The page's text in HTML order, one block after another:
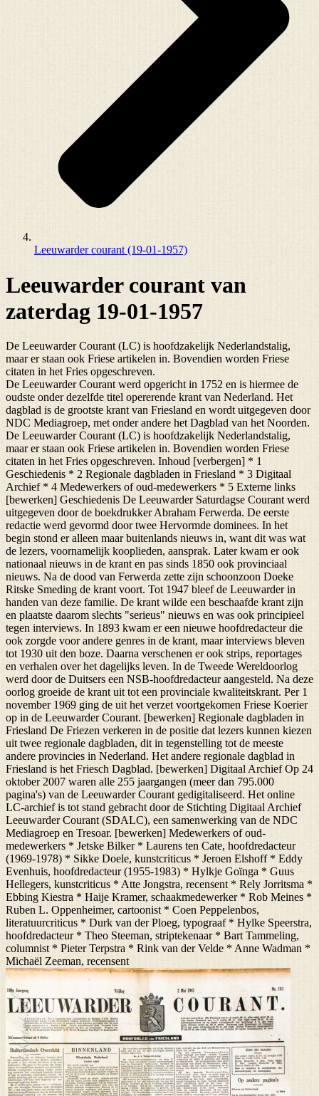
Leeuwarder courant (19-01-1957)
Leeuwarder courant van
zaterdag 19-01-1957
De Leeuwarder Courant (LC) is hoofdzakelijk Nederlandstalig,
maar er staan ook Friese artikelen in. Bovendien worden Friese
citaten in het Fries opgeschreven.
De Leeuwarder Courant werd opgericht in 1752 en is hiermee de
oudste onder dezelfde titel opererende krant van Nederland. Het
dagblad is de grootste krant van Friesland en wordt uitgegeven door
NDC Mediagroep, met onder andere het Dagblad van het Noorden.
De Leeuwarder Courant (LC) is hoofdzakelijk Nederlandstalig,
maar er staan ook Friese artikelen in. Bovendien worden Friese
citaten in het Fries opgeschreven. Inhoud [verbergen] * 1
Geschiedenis * 2 Regionale dagbladen in Friesland * 3 Digitaal
Archief * 4 Medewerkers of oud-medewerkers * 5 Externe links
[bewerken] Geschiedenis De Leeuwarder Saturdagse Courant werd
uitgegeven door de boekdrukker Abraham Ferwerda. De eerste
redactie werd gevormd door twee Hervormde dominees. In het
begin stond er alleen maar buitenlands nieuws in, want dit was wat
de lezers, voornamelijk kooplieden, aansprak. Later kwam er ook
nationaal nieuws in de krant en pas sinds 1850 ook provinciaal
nieuws. Na de dood van Ferwerda zette zijn schoonzoon Doeke
Ritske Smeding de krant voort. Tot 1947 bleef de Leeuwarder in
handen van deze familie. De krant wilde een beschaafde krant zijn
en plaatste daarom slechts "serieus" nieuws en was ook principieel
tegen interviews. In 1893 kwam er een nieuwe hoofdredacteur die
ook zorgde voor andere genres in de krant, maar interviews bleven
tot 1930 uit den boze. Daarna verschenen er ook strips, reportages
en verhalen over het dagelijks leven. In de Tweede Wereldoorlog
werd door de Duitsers een NSB-hoofdredacteur aangesteld. Na deze
oorlog groeide de krant uit tot een provinciale kwaliteitskrant. Per 1
november 1969 ging de uit het verzet voortgekomen Friese Koerier
op in de Leeuwarder Courant. [bewerken] Regionale dagbladen in
Friesland De Friezen verkeren in de positie dat lezers kunnen kiezen
uit twee regionale dagbladen, dit in tegenstelling tot de meeste
andere provincies in Nederland. Het andere regionale dagblad in
Friesland is het Friesch Dagblad. [bewerken] Digitaal Archief Op 24
oktober 2007 waren alle 255 jaargangen (meer dan 795.000
pagina's) van de Leeuwarder Courant gedigitaliseerd. Het online
LC-archief is tot stand gebracht door de Stichting Digitaal Archief
Leeuwarder Courant (SDALC), een samenwerking van de NDC
Mediagroep en Tresoar. [bewerken] Medewerkers of oud-
medewerkers * Jetske Bilker * Laurens ten Cate, hoofdredacteur
(1969-1978) * Sikke Doele, kunstcriticus * Jeroen Elshoff * Eddy
Evenhuis, hoofdredacteur (1955-1983) * Hylkje Goïnga * Guus
Hellegers, kunstcriticus * Atte Jongstra, recensent * Rely Jorritsma *
Ebbing Kiestra * Haije Kramer, schaakmedewerker * Rob Meines *
Ruben L. Oppenheimer, cartoonist * Coen Peppelenbos,
literatuurcriticus * Durk van der Ploeg, typograaf * Hylke Speerstra,
hoofdredacteur * Theo Steeman, striptekenaar * Bart Tammeling,
columnist * Pieter Terpstra * Rink van der Velde * Anne Wadman *
Michaël Zeeman, recensent